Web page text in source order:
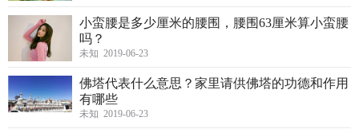
小蛮腰是多少厘米的腰围，腰围63厘米算小蛮腰
吗？
未知 2019-06-23
佛塔代表什么意思？家里请供佛塔的功德和作用
有哪些
未知 2019-06-23